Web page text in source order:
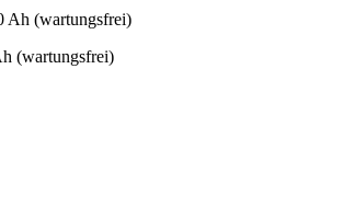
(wartungsfrei)